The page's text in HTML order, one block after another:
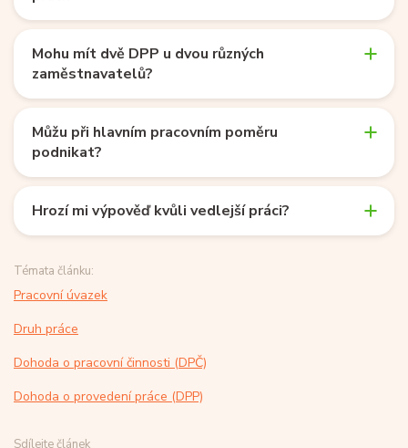
Mohu mít dvě DPP u dvou různých
zaměstnavatelů?
Můžu při hlavním pracovním poměru
podnikat?
Hrozí mi výpověď kvůli vedlejší práci?
Témata článku:
Pracovní úvazek
Druh práce
Dohoda o pracovní činnosti (DPČ)
Dohoda o provedení práce (DPP)
Sdílejte článek